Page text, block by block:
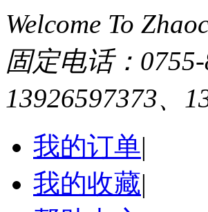
Welcome To
固定电话：
13926597373、
我的订单|
我的收藏|